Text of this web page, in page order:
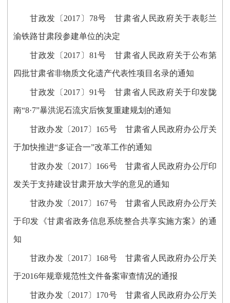
甘政发〔2017〕78号 甘肃省人民政府关于表彰兰
渝铁路甘肃段参建单位的决定
甘政发〔2017〕81号 甘肃省人民政府关于公布第
四批甘肃省非物质文化遗产代表性项目名录的通知
甘政发〔2017〕91号 甘肃省人民政府关于印发陇
南“8·7”暴洪泥石流灾后恢复重建规划的通知
甘政办发〔2017〕165号 甘肃省人民政府办公厅关
于加快推进“多证合一”改革工作的通知
甘政办发〔2017〕166号 甘肃省人民政府办公厅印
发关于支持建设甘肃开放大学的意见的通知
甘政办发〔2017〕167号 甘肃省人民政府办公厅关
于印发《甘肃省政务信息系统整合共享实施方案》的通
知
甘政办发〔2017〕168号 甘肃省人民政府办公厅关
于2016年规章规范性文件备案审查情况的通报
甘政办发〔2017〕170号 甘肃省人民政府办公厅关